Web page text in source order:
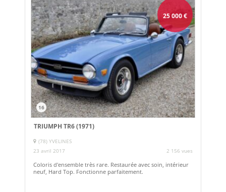
25 000€
16
TRIUMPH TR6 (1971)
(78) YVELINES
23 avril 2017
2 156 vues
Coloris d'ensemble très rare. Restaurée avec soin, intérieur
neuf, Hard Top. Fonctionne parfaitement.